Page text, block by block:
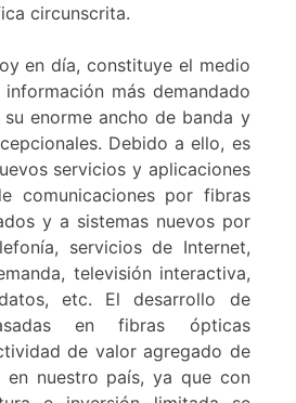
circunscrita.
en día, constituye el medio
más demandado
enorme ancho de banda y
Debido a ello, es
servicios y aplicaciones
comunicaciones por fibras
y a sistemas nuevos por
servicios de Internet,
televisión interactiva,
etc. El desarrollo de
en fibras ópticas
de valor agregado de
en nuestro país, ya que con